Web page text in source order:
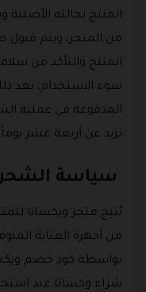
المنتج بحالته الأصلية
من المتجر، ويتم قبول
المنتج والتأكد من
سوء الاستخدام، بعد
المدفوعة في عملية
تزيد عن أربعة عشر يوماً.
سياسة
يُتيح متجر ويكسانا
من أجهزة العناية
بواسطة كود خصم
شراء وكسانا عند